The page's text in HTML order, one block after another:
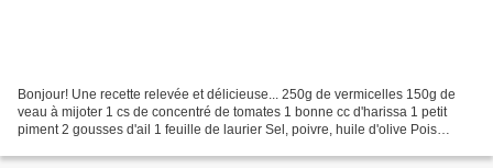
Bonjour! Une recette relevée et délicieuse... 250g de vermicelles 150g de
veau à mijoter 1 cs de concentré de tomates 1 bonne cc d'harissa 1 petit
piment 2 gousses d'ail 1 feuille de laurier Sel, poivre, huile d'olive Pois